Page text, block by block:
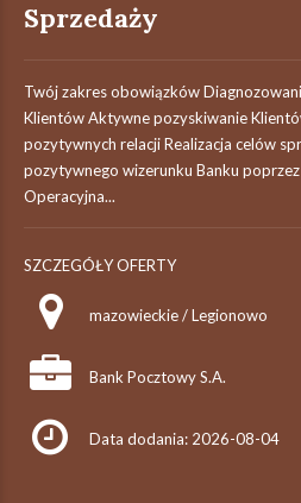
Sprzedaży
Twój zakres obowiązków
Klientów Aktywne pozyskiwanie
pozytywnych relacji Realizacja celów
pozytywnego wizerunku Banku
Operacyjna...
SZCZEGÓŁY OFERTY
mazowieckie / Legionowo
Bank Pocztowy S.A.
Data dodania: 2026-08-04